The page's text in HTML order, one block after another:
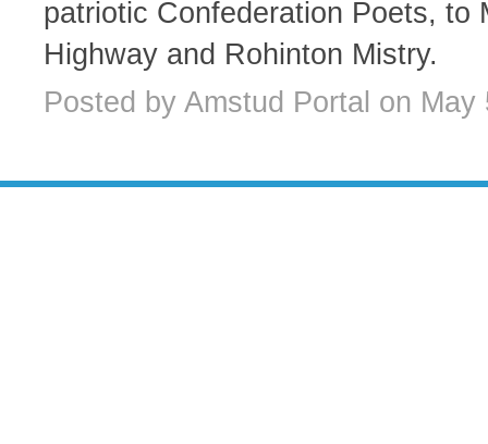
patriotic Confederation Poets, to
Highway and Rohinton Mistry.
Posted by Amstud Portal on